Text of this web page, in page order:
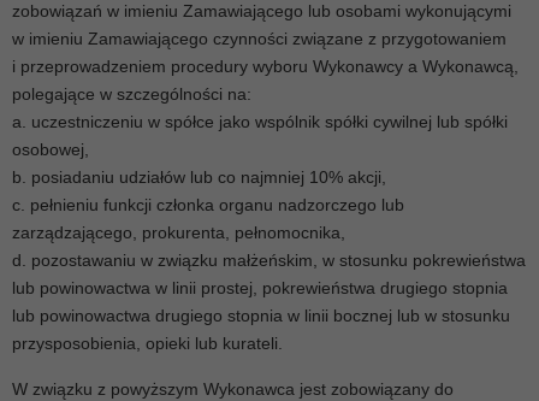
zobowiązań w imieniu Zamawiającego lub osobami wykonującymi
w imieniu Zamawiającego czynności związane z przygotowaniem
i przeprowadzeniem procedury wyboru Wykonawcy a Wykonawcą,
polegające w szczególności na:
a. uczestniczeniu w spółce jako wspólnik spółki cywilnej lub spółki
osobowej,
b. posiadaniu udziałów lub co najmniej 10% akcji,
c. pełnieniu funkcji członka organu nadzorczego lub
zarządzającego, prokurenta, pełnomocnika,
d. pozostawaniu w związku małżeńskim, w stosunku pokrewieństwa
lub powinowactwa w linii prostej, pokrewieństwa drugiego stopnia
lub powinowactwa drugiego stopnia w linii bocznej lub w stosunku
przysposobienia, opieki lub kurateli.
W związku z powyższym Wykonawca jest zobowiązany do